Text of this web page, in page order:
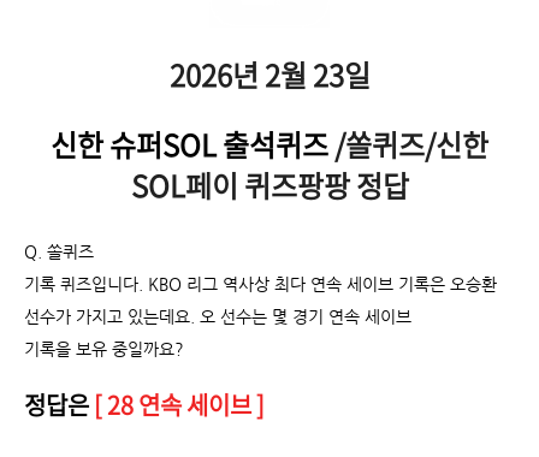
2026년 2월 23일
신한 슈퍼SOL 출석퀴즈/쏠퀴즈/신한
SOL페이 퀴즈팡팡 정답
Q. 쏠퀴즈
기록 퀴즈입니다. KBO 리그 역사상 최다 연속 세이브 기록은 오승환
선수가 가지고 있는데요. 오 선수는 몇 경기 연속 세이브
기록을 보유 중일까요?
정답은 [ 28 연속 세이브 ]